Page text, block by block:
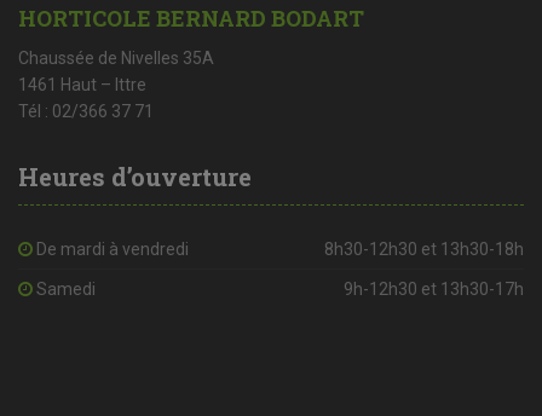
HORTICOLE BERNARD BODART
Chaussée de Nivelles 35A
1461 Haut – Ittre
Tél : 02/366 37 71
Heures d’ouverture
De mardi à vendredi 8h30-12h30 et 13h30-18h
Samedi 9h-12h30 et 13h30-17h